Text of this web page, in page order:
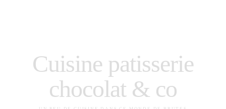
Cuisine patisserie
chocolat & co